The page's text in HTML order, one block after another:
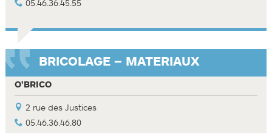
05.46.36.45.55
BRICOLAGE – MATERIAUX
O'BRICO
2 rue des Justices
05.46.36.46.80